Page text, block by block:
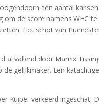
een aantal
om de score namens WHC
Het schot van
al vallend door Marnix
gelijkmaker. Een
Kuiper verkeerd ingeschat.